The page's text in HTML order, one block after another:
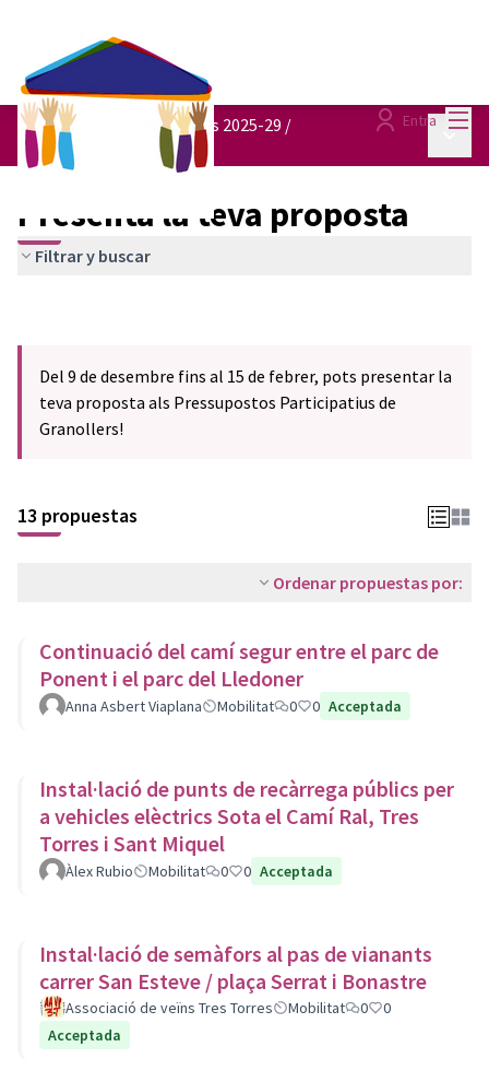
Entra
Pressupostos participatius 2025-29 /
Presenta la teva proposta
Presenta la teva proposta
Filtrar y buscar
Del 9 de desembre fins al 15 de febrer, pots presentar la
teva proposta als Pressupostos Participatius de
Granollers!
13 propuestas
Ordenar propuestas por:
Continuació del camí segur entre el parc de
Ponent i el parc del Lledoner
Anna Asbert Viaplana Mobilitat 0 0 Acceptada
Instal·lació de punts de recàrrega públics per
a vehicles elèctrics Sota el Camí Ral, Tres
Torres i Sant Miquel
Àlex Rubio Mobilitat 0 0 Acceptada
Instal·lació de semàfors al pas de vianants
carrer San Esteve / plaça Serrat i Bonastre
Associació de veïns Tres Torres Mobilitat 0
0
Acceptada